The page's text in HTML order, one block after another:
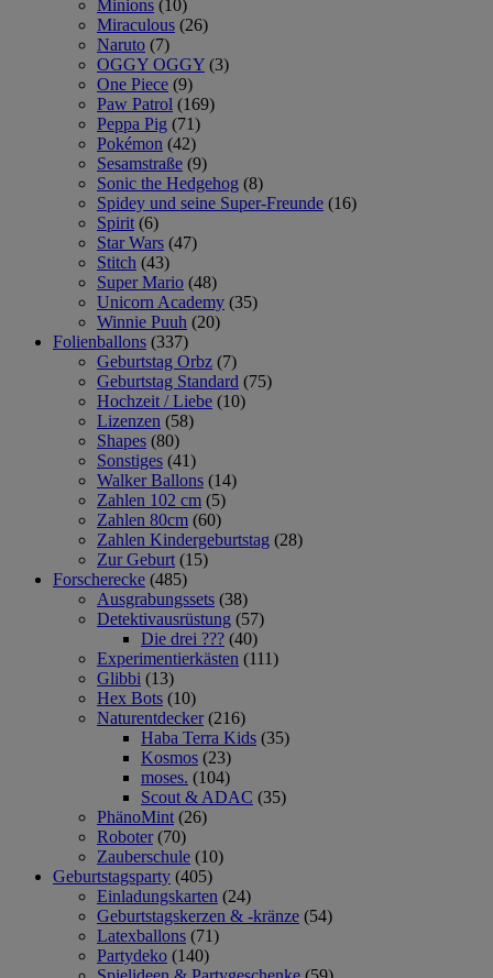
Minions (10)
Miraculous (26)
Naruto (7)
OGGY OGGY (3)
One Piece (9)
Paw Patrol (169)
Peppa Pig (71)
Pokémon (42)
Sesamstraße (9)
Sonic the Hedgehog (8)
Spidey und seine Super-Freunde (16)
Spirit (6)
Star Wars (47)
Stitch (43)
Super Mario (48)
Unicorn Academy (35)
Winnie Puuh (20)
Folienballons (337)
Geburtstag Orbz (7)
Geburtstag Standard (75)
Hochzeit / Liebe (10)
Lizenzen (58)
Shapes (80)
Sonstiges (41)
Walker Ballons (14)
Zahlen 102 cm (5)
Zahlen 80cm (60)
Zahlen Kindergeburtstag (28)
Zur Geburt (15)
Forscherecke (485)
Ausgrabungssets (38)
Detektivausrüstung (57)
Die drei ??? (40)
Experimentierkästen (111)
Glibbi (13)
Hex Bots (10)
Naturentdecker (216)
Haba Terra Kids (35)
Kosmos (23)
moses. (104)
Scout & ADAC (35)
PhänoMint (26)
Roboter (70)
Zauberschule (10)
Geburtstagsparty (405)
Einladungskarten (24)
Geburtstagskerzen & -kränze (54)
Latexballons (71)
Partydeko (140)